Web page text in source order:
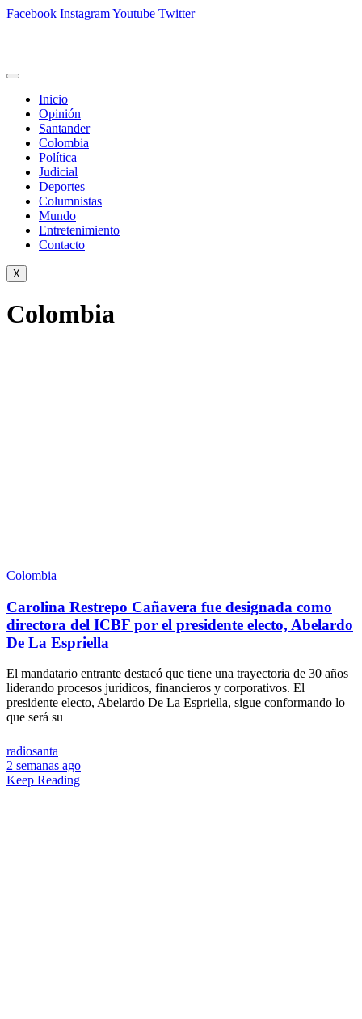
Facebook InstagramYoutube Twitter
Inicio
Opinión
Santander
Colombia
Política
Judicial
Deportes
Columnistas
Mundo
Entretenimiento
Contacto
X
Colombia
Colombia
Carolina Restrepo Cañavera fue designada como
directora del ICBF por el presidente electo, Abelardo
De La Espriella
El mandatario entrante destacó que tiene una trayectoria de 30 años
liderando procesos jurídicos, financieros y corporativos. El
presidente electo, Abelardo De La Espriella, sigue conformando lo
que será su
radiosanta
2 semanas ago
Keep Reading